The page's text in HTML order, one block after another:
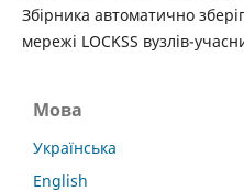
Збірника автоматично
мережі LOCKSS вузлів-
Мова
Українська
English